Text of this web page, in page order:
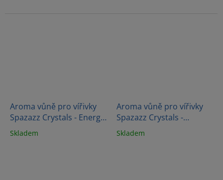
Aroma vůně pro vířivky
Spazazz Crystals - Energy
therapy (538g)
Skladem
Aroma vůně pro vířivky
Spazazz Crystals -
Respiratory therapy
(538g)
Skladem